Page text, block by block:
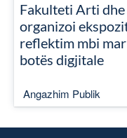
Fakulteti Arti
organizoi
reflektim mbi
botës digjitale
Angazhim Publik